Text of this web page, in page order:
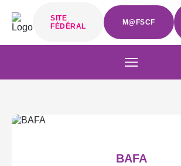
SITE
FÉDÉRAL
M@FSCF
BAFA